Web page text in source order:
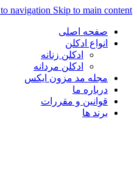
Skip to navigation Skip to main
صفحه اصلی
انواع ادکلن
ادکلن زنانه
ادکلن مردانه
مجله مد مزون ایکس
درباره ما
قوانین و مقررات
برند ها